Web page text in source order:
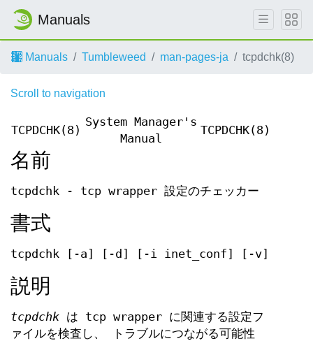
Manuals
Manuals Tumbleweed man-pages-ja tcpdchk(8)
Scroll to navigation
TCPDCHK(8)
System Manager's
Manual
TCPDCHK(8)
名前
tcpdchk - tcp wrapper 設定のチェッカー
書式
tcpdchk [-a] [-d] [-i inet_conf] [-v]
説明
tcpdchk は tcp wrapper に関連する設定フ
ァイルを検査し、 トラブルにつながる可能性